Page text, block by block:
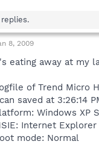
8, 2009
eating away at my
of Trend Micro
saved at 3:26:14
Windows XP
Internet Explorer
mode: Normal